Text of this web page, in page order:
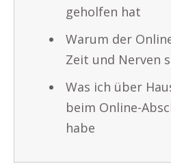
geholfen hat
Warum der
Zeit und Nerven
Was ich über
beim Online-
habe